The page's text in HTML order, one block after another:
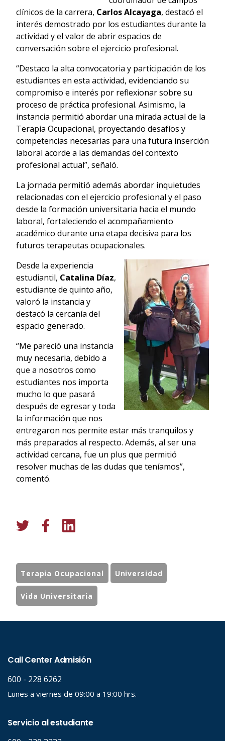
clínicos de la carrera, Carlos Alcayaga, destacó el
interés demostrado por los estudiantes durante la
actividad y el valor de abrir espacios de
conversación sobre el ejercicio profesional.
“Destaco la alta convocatoria y participación de los
estudiantes en esta actividad, evidenciando su
compromiso e interés por reflexionar sobre su
proceso de práctica profesional. Asimismo, la
instancia permitió abordar una mirada actual de la
Terapia Ocupacional, proyectando desafíos y
competencias necesarias para una futura inserción
laboral acorde a las demandas del contexto
profesional actual”, señaló.
La jornada permitió además abordar inquietudes
relacionadas con el ejercicio profesional y el paso
desde la formación universitaria hacia el mundo
laboral, fortaleciendo el acompañamiento
académico durante una etapa decisiva para los
futuros terapeutas ocupacionales.
Desde la experiencia
estudiantil, Catalina Díaz,
estudiante de quinto año,
valoró la instancia y
destacó la cercanía del
espacio generado.
“Me pareció una instancia
muy necesaria, debido a
que a nosotros como
estudiantes nos importa
mucho lo que pasará
después de egresar y toda
la información que nos
entregaron nos permite estar más tranquilos y
más preparados al respecto. Además, al ser una
actividad cercana, fue un plus que permitió
resolver muchas de las dudas que teníamos”,
comentó.
Terapia Ocupacional Universidad
Vida Universitaria